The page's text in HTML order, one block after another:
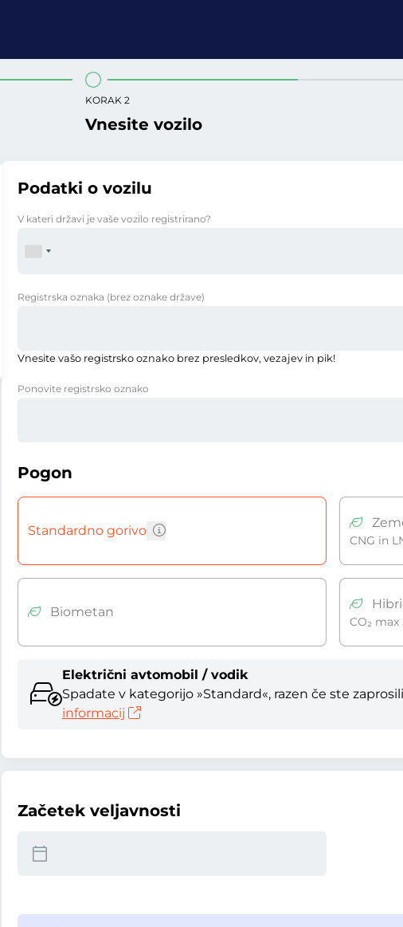
KORAK 2
Vnesite vozilo
Podatki o vozilu
V kateri državi je vaše vozilo registrirano?
Registrska oznaka (brez oznake države)
Vnesite vašo registrsko oznako brez presledkov, vezajev in pik!
Ponovite registrsko oznako
Pogon
Standardno gorivo
CNG in
Biometan
CO₂
Električni avtomobil / vodik
Spadate v kategorijo »Standard«, razen če ste
informacij
Začetek veljavnosti